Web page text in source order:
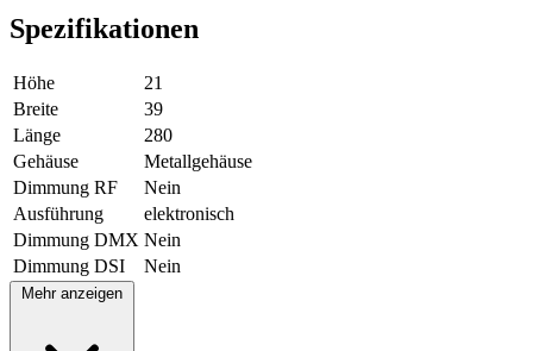
Spezifikationen
Höhe
21
Breite
39
Länge
280
Gehäuse
Metallgehäuse
Dimmung RF
Nein
Ausführung
elektronisch
Dimmung DMX Nein
Dimmung DSI
Nein
Mehr anzeigen